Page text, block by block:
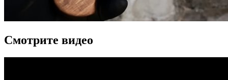
Смотрите видео